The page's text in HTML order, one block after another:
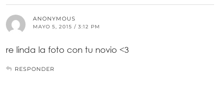
ANONYMOUS
MAYO 5, 2015 / 3:12 PM
re linda la foto con tu novio <3
RESPONDER